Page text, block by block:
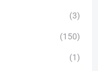
(3)
(150)
(1)